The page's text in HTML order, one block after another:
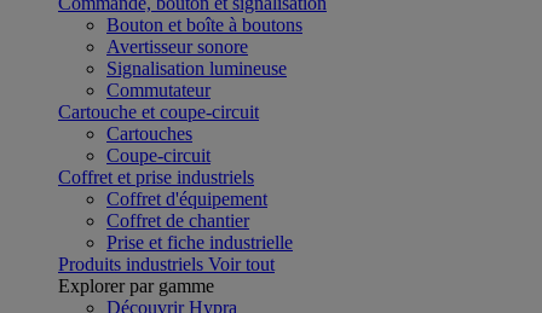
Bouton et boîte à boutons
Avertisseur sonore
Signalisation lumineuse
Commutateur
Cartouche et coupe-circuit
Cartouches
Coupe-circuit
Coffret et prise industriels
Coffret d'équipement
Coffret de chantier
Prise et fiche industrielle
Produits industriels Voir tout
Explorer par gamme
Découvrir Hypra